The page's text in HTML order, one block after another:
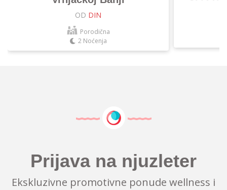
OD DIN
Porodična
2 Noćenja
Prijava na njuzleter
Ekskluzivne promotivne ponude wellness i